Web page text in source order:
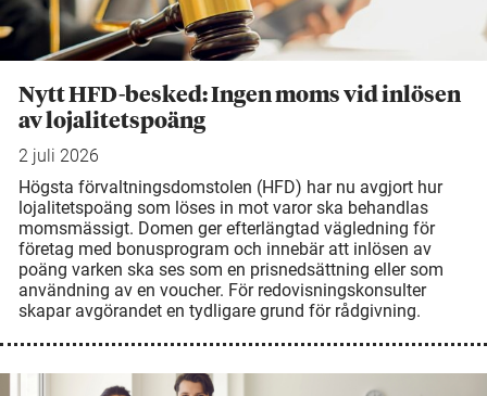
Nytt HFD-besked: Ingen moms vid inlösen
av lojalitetspoäng
2 juli 2026
Högsta förvaltningsdomstolen (HFD) har nu avgjort hur
lojalitetspoäng som löses in mot varor ska behandlas
momsmässigt. Domen ger efterlängtad vägledning för
företag med bonusprogram och innebär att inlösen av
poäng varken ska ses som en prisnedsättning eller som
användning av en voucher. För redovisningskonsulter
skapar avgörandet en tydligare grund för rådgivning.